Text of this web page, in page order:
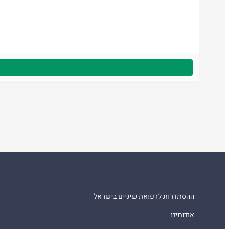
ההסתדרות לרפואת שיניים בישראל
אודותינו